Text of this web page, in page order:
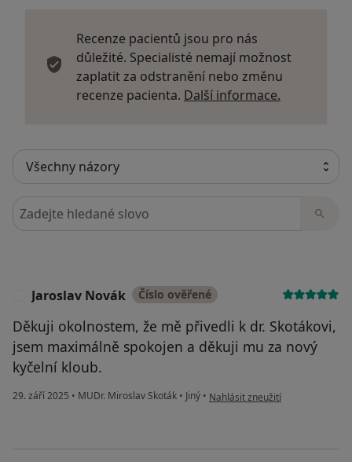
Recenze pacientů jsou pro nás
důležité. Specialisté nemají možnost
zaplatit za odstranění nebo změnu
recenze pacienta. Další informace.
Hledejte v názorech
Jaroslav Novák Číslo ověřené
Děkuji okolnostem, že mě přivedli k dr. Skotákovi,
jsem maximálně spokojen a děkuji mu za nový
kyčelní kloub.
29. září 2025 • MUDr. Miroslav Skoták • Jiný • podle názoru uživatele Jaroslav
Nahlásit zneužití